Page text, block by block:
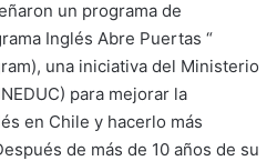
un programa de
Inglés Abre Puertas “
una iniciativa del Ministerio
para mejorar la
en Chile y hacerlo más
de más de 10 años de su